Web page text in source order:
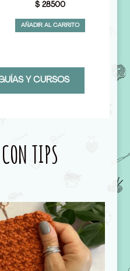
$28500
AÑADIR AL CARRITO
Y CURSOS
TIPS